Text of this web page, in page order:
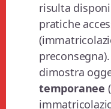
risulta
pratiche
dimostra
temporanee